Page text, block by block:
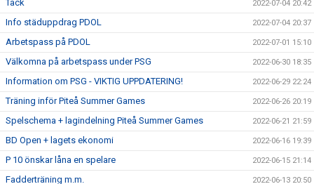
Tack 2022-07-04 20:42
Info städuppdrag PDOL 2022-07-04 20:37
Arbetspass på PDOL 2022-07-01 15:10
Välkomna på arbetspass under PSG 2022-06-30 18:35
Information om PSG - VIKTIG UPPDATERING! 2022-06-29 22:24
Träning inför Piteå Summer Games 2022-06-26 20:19
Spelschema + lagindelning Piteå Summer Games 2022-06-21 21:59
BD Open + lagets ekonomi 2022-06-16 19:39
P 10 önskar låna en spelare 2022-06-15 21:14
Fadderträning m.m. 2022-06-13 20:50